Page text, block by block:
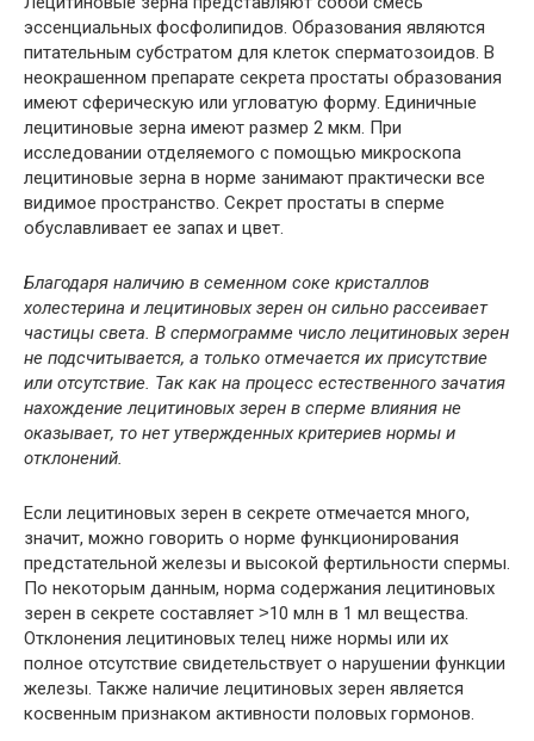
эссенциальных фосфолипидов. Образования являются
питательным субстратом для клеток сперматозоидов. В
неокрашенном препарате секрета простаты образования
имеют сферическую или угловатую форму. Единичные
лецитиновые зерна имеют размер 2 мкм. При
исследовании отделяемого с помощью микроскопа
лецитиновые зерна в норме занимают практически все
видимое пространство. Секрет простаты в сперме
обуславливает ее запах и цвет.
Благодаря наличию в семенном соке кристаллов
холестерина и лецитиновых зерен он сильно рассеивает
частицы света. В спермограмме число лецитиновых зерен
не подсчитывается, а только отмечается их присутствие
или отсутствие. Так как на процесс естественного зачатия
нахождение лецитиновых зерен в сперме влияния не
оказывает, то нет утвержденных критериев нормы и
отклонений.
Если лецитиновых зерен в секрете отмечается много,
значит, можно говорить о норме функционирования
предстательной железы и высокой фертильности спермы.
По некоторым данным, норма содержания лецитиновых
зерен в секрете составляет ˃10 млн в 1 мл вещества.
Отклонения лецитиновых телец ниже нормы или их
полное отсутствие свидетельствует о нарушении функции
железы. Также наличие лецитиновых зерен является
косвенным признаком активности половых гормонов.